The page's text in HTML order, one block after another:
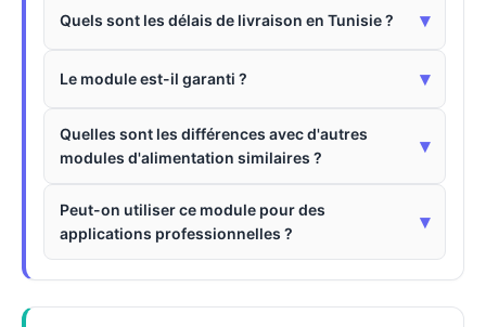
Quels sont les délais de livraison en Tunisie ? ▾
Le module est-il garanti ? ▾
Quelles sont les différences avec d'autres
modules d'alimentation similaires ?
▾
Peut-on utiliser ce module pour des
applications professionnelles ?
▾